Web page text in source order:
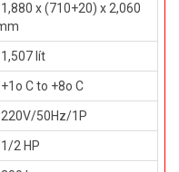
1,880 x (710+20) x 2,060
1,507 lít
+1o C to +8o C
220V/50Hz/1P
1/2 HP